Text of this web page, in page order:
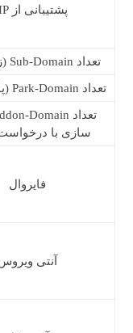
پشتیبانی از PHP
تعداد Sub-Domain (زیر دامنه)
تعداد Park-Domain (پارک دامنه)
سازی با
فایروال
آنتی